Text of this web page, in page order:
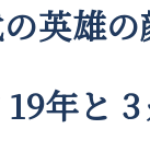
の英雄
年と 3